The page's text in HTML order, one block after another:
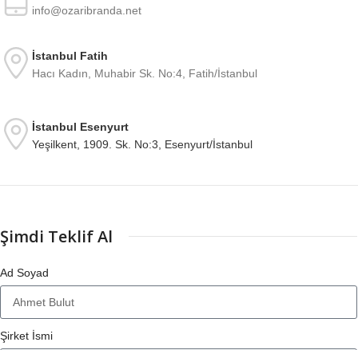
info@ozaribranda.net
İstanbul Fatih
Hacı Kadın, Muhabir Sk. No:4, Fatih/İstanbul
İstanbul Esenyurt
Yeşilkent, 1909. Sk. No:3, Esenyurt/İstanbul
Şimdi Teklif Al
Ad Soyad
Şirket İsmi